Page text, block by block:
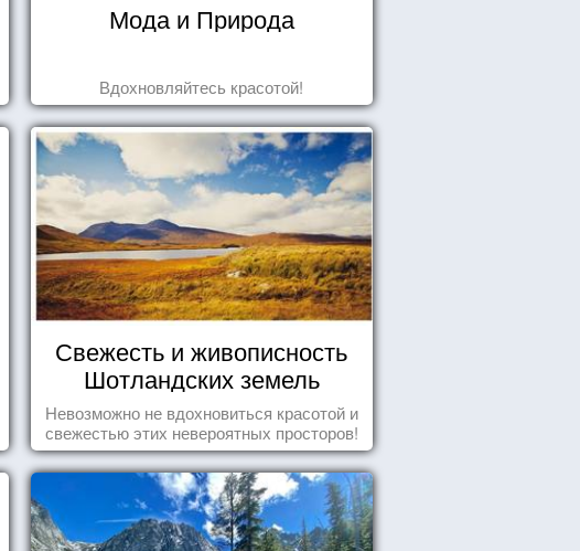
Мода и Природа
Вдохновляйтесь красотой!
Свежесть и живописность
Шотландских земель
Невозможно не вдохновиться красотой и
свежестью этих невероятных просторов!